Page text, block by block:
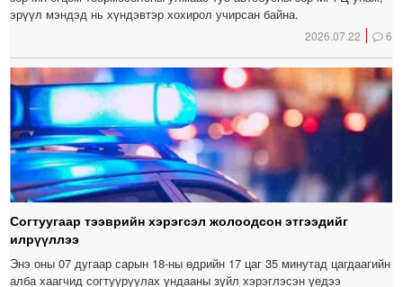
эрүүл мэндэд нь хүндэвтэр хохирол учирсан байна.
2026.07.22 6
Согтуугаар тээврийн хэрэгсэл жолоодсон этгээдийг
илрүүллээ
Энэ оны 07 дугаар сарын 18-ны өдрийн 17 цаг 35 минутад цагдаагийн
алба хаагчид согтууруулах ундааны зүйл хэрэглэсэн үедээ